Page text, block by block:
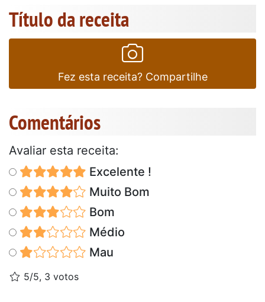
Título da receita
Fez esta receita? Compartilhe
Comentários
Avaliar esta receita:
Excelente !
Muito Bom
Bom
Médio
Mau
5/5, 3 votos